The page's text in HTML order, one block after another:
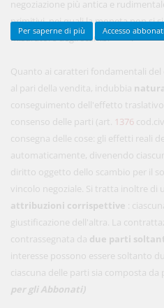
negoziazione più antica e
primitivi, nei quali la moneta non si
misuratore degli scambinota1.
Quanto ai caratteri fondamentali
al pari della vendita, indubbia
conseguimento dell'effetto
consenso delle parti (art. 1376
consegna delle cose: gli effetti reali
automaticamente, divenendo
diritto oggetto dello scambio per il
vincolo negoziale. Si tratta inoltre
attribuzioni corrispettive :
giustificazione dell'altra. La
contrassegnata da due parti
interesse possono essere soltanto
ciascuna delle parti sia composta da
per gli Abbonati)
Per saperne di più Accesso abbonati